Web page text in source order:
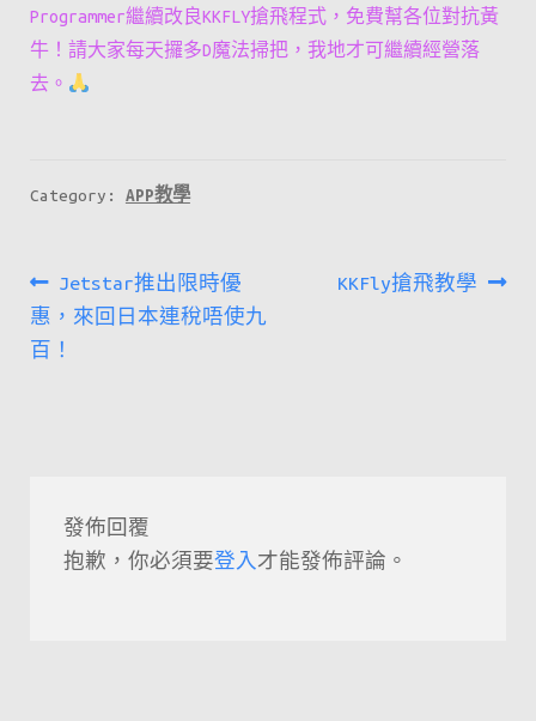
Programmer繼續改良KKFLY搶飛程式，免費幫各位對抗黃
牛！請大家每天攞多D魔法掃把，我地才可繼續經營落
去。
Category: APP教學
文
章
導
Previous
post:
Jetstar推出限時優
惠，來回日本連稅唔使九
百！
Next
KKFly搶飛教學
發佈回覆
抱歉，你必須要登入 才能發佈評論。